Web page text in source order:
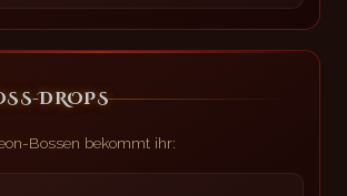
DROPS
Bossen bekommt ihr: